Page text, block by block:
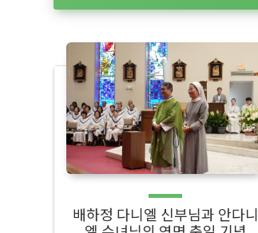
배하정 다니엘 신부님과 안다니